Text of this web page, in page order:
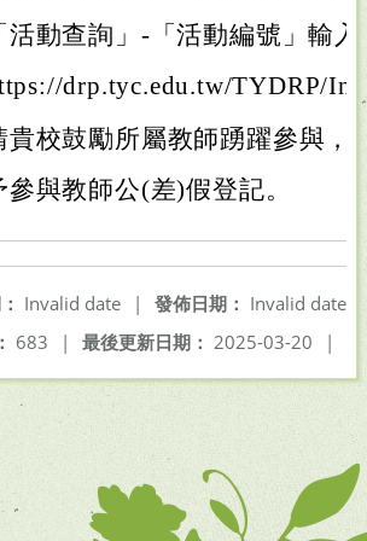
活動查詢」-「活動編號」輸
drp.tyc.edu.tw/TYDRP/
貴校鼓勵所屬教師踴躍參與，
參與教師公(差)假登記。
發佈日期： Invalid date
Invalid date
|
最後更新日期： 2025-03-20 |
683 |